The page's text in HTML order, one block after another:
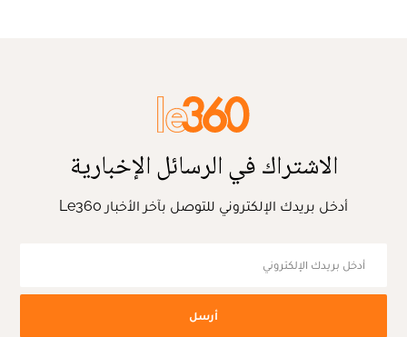
الاشتراك في الرسائل الإخبارية
أدخل بريدك الإلكتروني للتوصل بآخر الأخبار Le360
أرسل